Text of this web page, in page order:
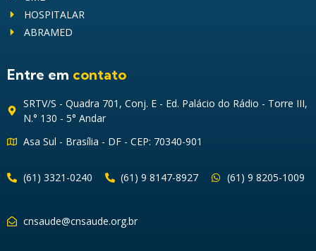
HOSPITALAR
ABRAMED
Entre em contato
SRTV/S - Quadra 701, Conj. E - Ed. Palácio do Rádio - Torre III,
N.° 130 - 5° Andar
Asa Sul - Brasília - DF - CEP: 70340-901
(61) 3321-0240 (61) 9 8147-8927 (61) 9 8205-1009
cnsaude@cnsaude.org.br